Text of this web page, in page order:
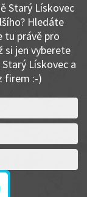
Starý Lískovec
Hledáte
tu právě pro
si jen vyberete
Lískovec a
firem :-)